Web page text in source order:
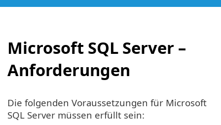
Microsoft SQL Server –
Anforderungen
Die folgenden Voraussetzungen für Microsoft
SQL Server müssen erfüllt sein: